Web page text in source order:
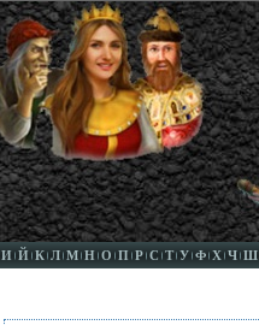
И Й К Л М Н О П Р С Т У Ф Х Ч Ш